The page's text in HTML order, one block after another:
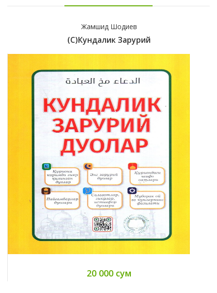
Жамшид Шодиев
(с)Кундалик Зарурий
20 000 сум